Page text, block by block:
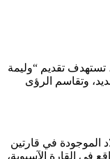
تستهدف تقديم “وليمة
وتقاسم الرؤى
الموجودة في قارتين
في القارة الآسيوية،